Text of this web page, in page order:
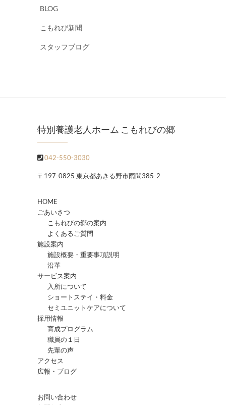
BLOG
こもれび新聞
スタッフブログ
特別養護老人ホーム こもれびの郷
042-550-3030
〒197-0825 東京都あきる野市雨間385-2
HOME
ごあいさつ
こもれびの郷の案内
よくあるご質問
施設案内
施設概要・重要事項説明
沿革
サービス案内
入所について
ショートステイ・料金
セミユニットケアについて
採用情報
育成プログラム
職員の１日
先輩の声
アクセス
広報・ブログ
お問い合わせ